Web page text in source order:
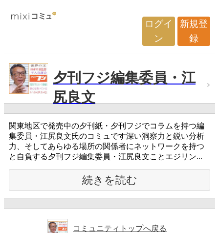
ログイ
ン
新規登
録
夕刊フジ編集委員・江
尻良文
関東地区で発売中の夕刊紙・夕刊フジでコラムを持つ編
集委員・江尻良文氏のコミュです深い洞察力と鋭い分析
力、そしてあらゆる場所の関係者にネットワークを持つ
と自負する夕刊フジ編集委員・江尻良文ことエジリン...
続きを読む
コミュニティトップへ戻る